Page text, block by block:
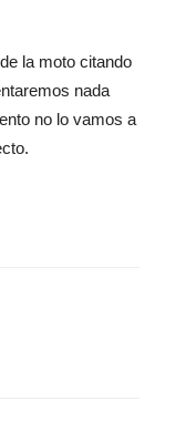
la moto citando
nada
no lo vamos a